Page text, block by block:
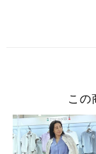
この